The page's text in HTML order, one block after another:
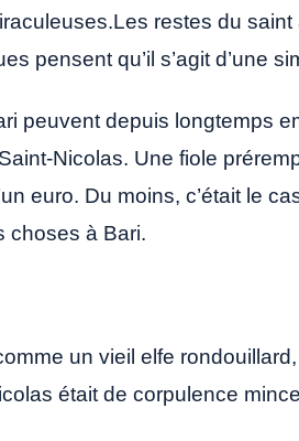
restes du
pensent qu’il s’agit d’une
peuvent depuis longtemps
Nicolas. Une fiole
euro. Du moins, c’était le
choses à Bari.
un vieil elfe
était de corpulence